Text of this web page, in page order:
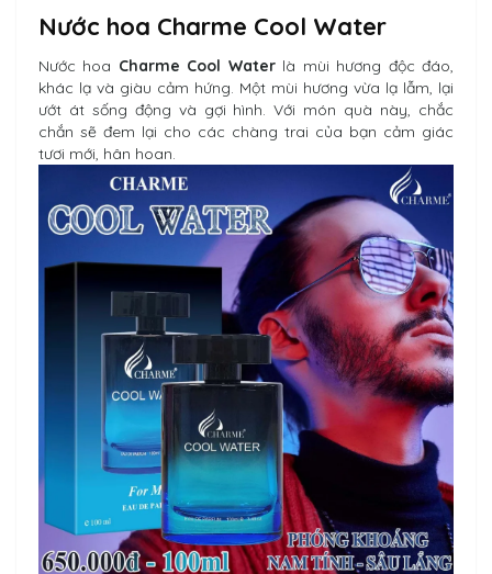
Nước hoa Charme Cool Water
Nước hoa Charme Cool Waterlà mùi hương độc đáo,
khác lạ và giàu cảm hứng. Một mùi hương vừa lạ lẫm, lại
ướt át sống động và gợi hình. Với món quà này, chắc
chắn sẽ đem lại cho các chàng trai của bạn cảm giác
tươi mới, hân hoan.